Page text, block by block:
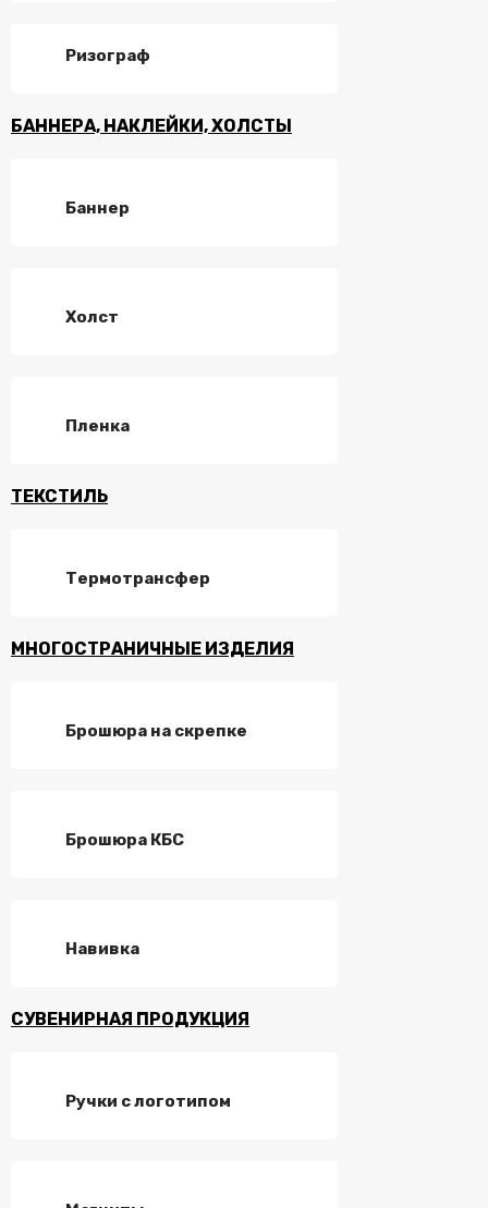
Ризограф
БАННЕРА, НАКЛЕЙКИ, ХОЛСТЫ
Баннер
Холст
Пленка
ТЕКСТИЛЬ
Термотрансфер
МНОГОСТРАНИЧНЫЕ ИЗДЕЛИЯ
Брошюра на скрепке
Брошюра КБС
Навивка
СУВЕНИРНАЯ ПРОДУКЦИЯ
Ручки с логотипом